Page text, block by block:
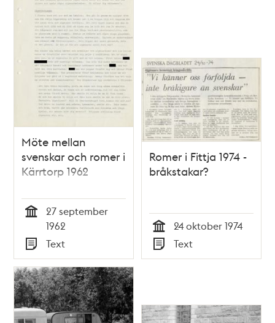
Möte mellan
svenskar och romer i
Kärrtorp 1962
27 september
1962
Typ
Text
Romer i Fittja 1974 -
bråkstakar?
Tid
24 oktober 1974
Typ
Text